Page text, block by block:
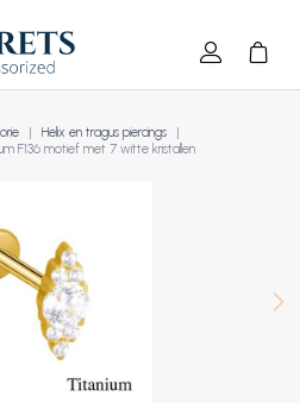
Helix en tragus piercings
F136 motief met 7 witte kristallen